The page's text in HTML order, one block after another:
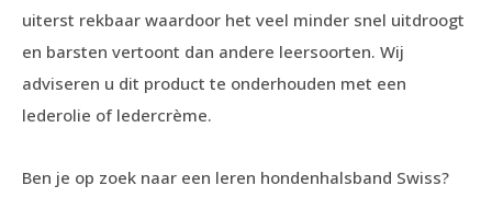
uiterst rekbaar waardoor het veel minder snel uitdroogt
en barsten vertoont dan andere leersoorten. Wij
adviseren u dit product te onderhouden met een
lederolie of ledercrème.
Ben je op zoek naar een leren hondenhalsband Swiss?